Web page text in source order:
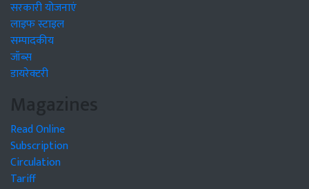
सरकारी योजनाएं
लाइफ स्टाइल
सम्पादकीय
जॉब्स
डायरेक्टरी
Magazines
Read Online
Subscription
Circulation
Tariff